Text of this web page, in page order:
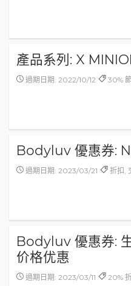
產品系列: X
過期日期: 2022/10/12 30%
Bodyluv 優惠券:
過期日期: 2023/03/21 折扣,
Bodyluv 優惠券:
价格优惠
過期日期: 2023/03/11 20%